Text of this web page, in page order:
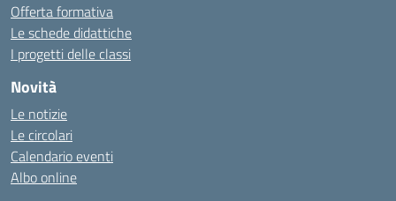
Offerta formativa
Le schede didattiche
I progetti delle classi
Novità
Le notizie
Le circolari
Calendario eventi
Albo online